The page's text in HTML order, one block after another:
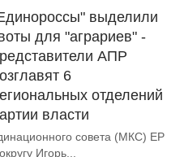
выделили
для "аграриев" -
АПР
6
отделений
власти
совета (МКС) ЕР
Игорь...